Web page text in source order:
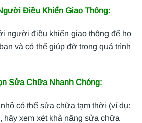
Điều Khiển Giao Thông:
người điều khiển giao thông để họ
và có thể giúp đỡ trong quá trình
Sửa Chữa Nhanh Chóng:
có thể sửa chữa tạm thời (ví dụ:
hãy xem xét khả năng sửa chữa